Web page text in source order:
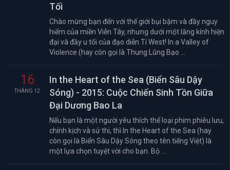
Tối
Chào mừng bạn đến với thế giới bụi bặm và đầy nguy
hiểm của miền Viễn Tây, nhưng dưới một lăng kính hiện
đại và đầy u tối của đạo diễn Ti West! In a Valley of
Violence (hay còn gọi là Thung Lũng Bạo ...
16
THÁNG 12
In the Heart of the Sea (Biển Sâu Dậy
Sóng) - 2015: Cuộc Chiến Sinh Tồn Giữa
Đại Dương Bao La
Nếu bạn là một người yêu thích thể loại phim phiêu lưu,
chính kịch và sử thi, thì In the Heart of the Sea (hay
còn gọi là Biển Sâu Dậy Sóng theo tên tiếng Việt) là
một lựa chọn tuyệt vời cho bạn. Bộ ...